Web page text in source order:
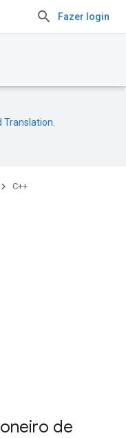
Fazer login
Translation
C++
de